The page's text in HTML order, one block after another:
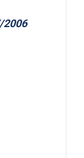
2006